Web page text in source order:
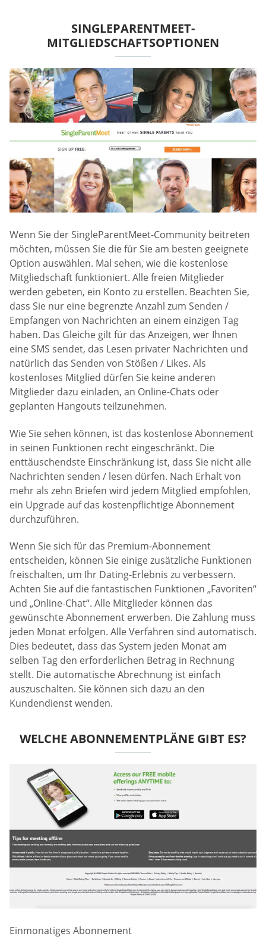
SINGLEPARENTMEET-
MITGLIEDSCHAFTSOPTIONEN
Wenn Sie der SingleParentMeet-Community beitreten
möchten, müssen Sie die für Sie am besten geeignete
Option auswählen. Mal sehen, wie die kostenlose
Mitgliedschaft funktioniert. Alle freien Mitglieder
werden gebeten, ein Konto zu erstellen. Beachten Sie,
dass Sie nur eine begrenzte Anzahl zum Senden /
Empfangen von Nachrichten an einem einzigen Tag
haben. Das Gleiche gilt für das Anzeigen, wer Ihnen
eine SMS sendet, das Lesen privater Nachrichten und
natürlich das Senden von Stößen / Likes. Als
kostenloses Mitglied dürfen Sie keine anderen
Mitglieder dazu einladen, an Online-Chats oder
geplanten Hangouts teilzunehmen.
Wie Sie sehen können, ist das kostenlose Abonnement
in seinen Funktionen recht eingeschränkt. Die
enttäuschendste Einschränkung ist, dass Sie nicht alle
Nachrichten senden / lesen dürfen. Nach Erhalt von
mehr als zehn Briefen wird jedem Mitglied empfohlen,
ein Upgrade auf das kostenpflichtige Abonnement
durchzuführen.
Wenn Sie sich für das Premium-Abonnement
entscheiden, können Sie einige zusätzliche Funktionen
freischalten, um Ihr Dating-Erlebnis zu verbessern.
Achten Sie auf die fantastischen Funktionen „Favoriten“
und „Online-Chat“. Alle Mitglieder können das
gewünschte Abonnement erwerben. Die Zahlung muss
jeden Monat erfolgen. Alle Verfahren sind automatisch.
Dies bedeutet, dass das System jeden Monat am
selben Tag den erforderlichen Betrag in Rechnung
stellt. Die automatische Abrechnung ist einfach
auszuschalten. Sie können sich dazu an den
Kundendienst wenden.
WELCHE ABONNEMENTPLÄNE GIBT ES?
Einmonatiges Abonnement